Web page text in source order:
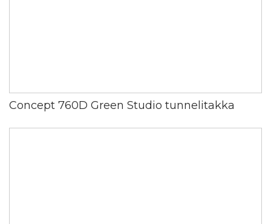
Concept 760D Green Studio tunnelitakka